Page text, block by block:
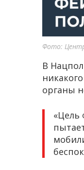
Фото: Центр
В
органы
«Цель